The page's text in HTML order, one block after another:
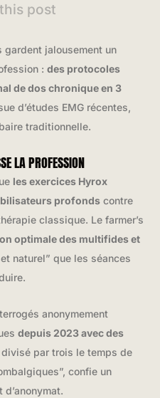
post
jalousement un
: des protocoles
de dos chronique en 3
d’études EMG récentes,
traditionnelle.
LA PROFESSION
les exercices Hyrox
profonds contre
classique. Le farmer’s
optimale des multifides et
naturel” que les séances
anonymement
depuis 2023 avec des
divisé par trois le temps de
confie un